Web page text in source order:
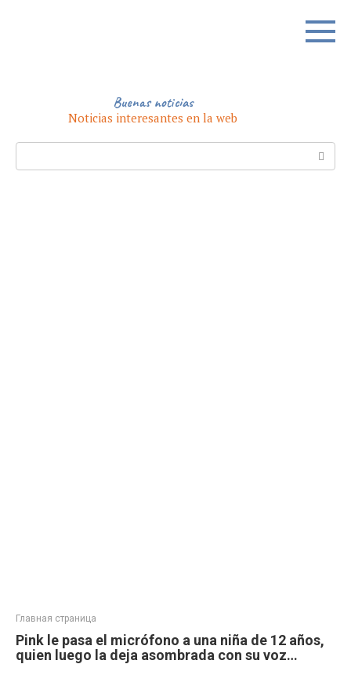
Buenas noticias
Noticias interesantes en la web
Главная страница
Pink le pasa el micrófono a una niña de 12 años,
quien luego la deja asombrada con su voz…